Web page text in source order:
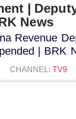
|
News
Revenue
| BRK
CHANNEL: TV9